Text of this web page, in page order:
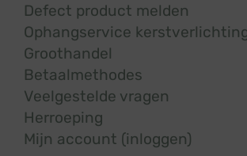
Defect product melden
Ophangservice
Groothandel
Betaalmethodes
Veelgestelde vragen
Herroeping
Mijn account (inloggen)